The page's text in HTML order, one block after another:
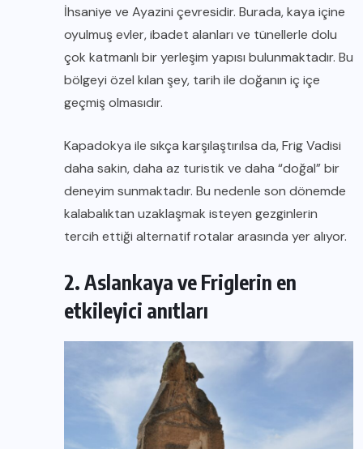
İhsaniye ve Ayazini çevresidir. Burada, kaya içine
oyulmuş evler, ibadet alanları ve tünellerle dolu
çok katmanlı bir yerleşim yapısı bulunmaktadır. Bu
bölgeyi özel kılan şey, tarih ile doğanın iç içe
geçmiş olmasıdır.
Kapadokya ile sıkça karşılaştırılsa da, Frig Vadisi
daha sakin, daha az turistik ve daha “doğal” bir
deneyim sunmaktadır. Bu nedenle son dönemde
kalabalıktan uzaklaşmak isteyen gezginlerin
tercih ettiği alternatif rotalar arasında yer alıyor.
2. Aslankaya ve Friglerin en
etkileyici anıtları